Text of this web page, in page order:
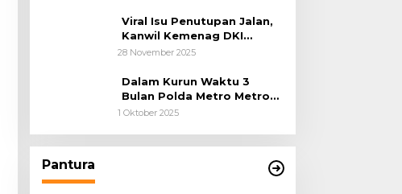
Hukum Sejak Awal
Viral Isu Penutupan Jalan,
Kanwil Kemenag DKI
Jakarta Luruskan Fakta
28 November 2025
Dalam Kurun Waktu 3
Bulan Polda Metro Metro
Ungkap 1,14 Ton Narkoba
1 Oktober 2025
Pantura